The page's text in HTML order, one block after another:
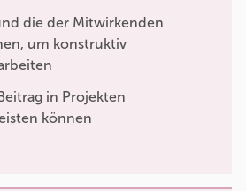
die der Mitwirkenden
um konstruktiv
in Projekten
können